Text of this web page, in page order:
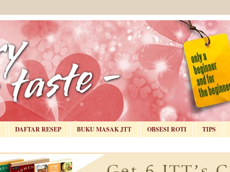
DAFTAR RESEP BUKU MASAK JTT OBSESI ROTI TIPS